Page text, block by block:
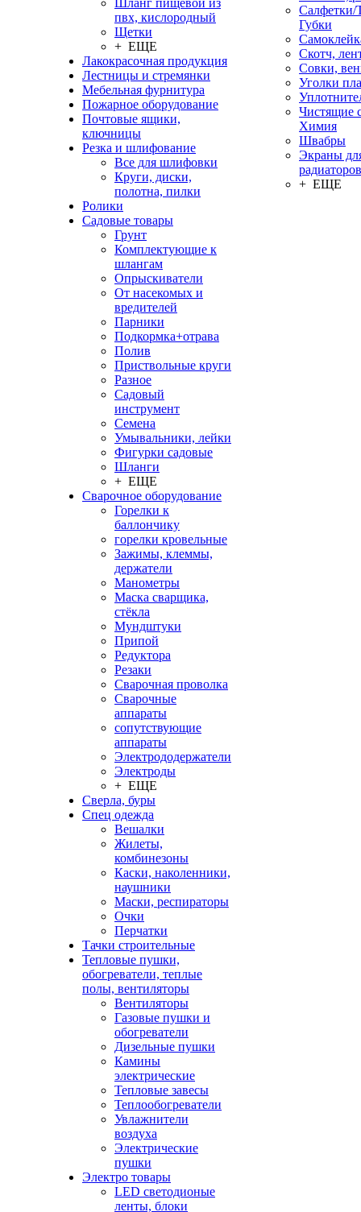
Шланг пищевой из
пвх, кислородный
Щетки
+ ЕЩЕ
Лакокрасочная продукция
Лестницы и стремянки
Мебельная фурнитура
Пожарное оборудование
Почтовые ящики,
ключницы
Резка и шлифование
Все для шлифовки
Круги, диски,
полотна, пилки
Ролики
Садовые товары
Грунт
Комплектующие к
шлангам
Опрыскиватели
От насекомых и
вредителей
Парники
Подкормка+отрава
Полив
Приствольные круги
Разное
Садовый
инструмент
Семена
Умывальники, лейки
Фигурки садовые
Шланги
+ ЕЩЕ
Сварочное оборудование
Горелки к
баллончику
горелки кровельные
Зажимы, клеммы,
держатели
Манометры
Маска сварщика,
стёкла
Мундштуки
Припой
Редуктора
Резаки
Сварочная проволка
Сварочные
аппараты
сопутствующие
аппараты
Электрододержатели
Электроды
+ ЕЩЕ
Сверла, буры
Спец одежда
Вешалки
Жилеты,
комбинезоны
Каски, наколенники,
наушники
Маски, респираторы
Очки
Перчатки
Тачки строительные
Тепловые пушки,
обогреватели, теплые
полы, вентиляторы
Вентиляторы
Газовые пушки и
обогреватели
Дизельные пушки
Камины
электрические
Тепловые завесы
Теплообогреватели
Увлажнители
воздуха
Электрические
пушки
Электро товары
LED светодионые
ленты, блоки
Салфетки/
Губки
Скотч,
Совки,
Уголки
Чистящие
Химия
Швабры
Экраны
радиаторов
+ ЕЩЕ